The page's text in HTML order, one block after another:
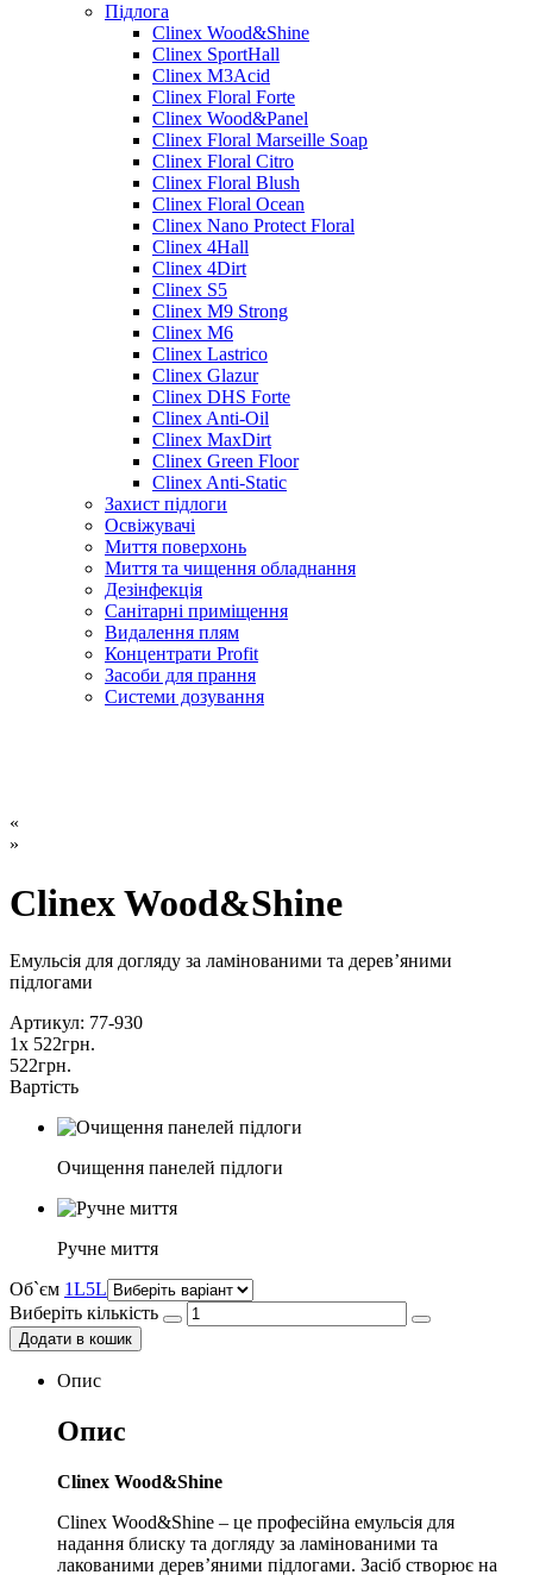
Підлога
Clinex Wood&Shine
Clinex SportHall
Clinex M3Acid
Clinex Floral Forte
Clinex Wood&Panel
Clinex Floral Marseille Soap
Clinex Floral Citro
Clinex Floral Blush
Clinex Floral Ocean
Clinex Nano Protect Floral
Clinex 4Hall
Clinex 4Dirt
Clinex S5
Clinex M9 Strong
Clinex M6
Clinex Lastrico
Clinex Glazur
Clinex DHS Forte
Clinex Anti-Oil
Clinex MaxDirt
Clinex Green Floor
Clinex Anti-Static
Захист підлоги
Освіжувачі
Миття поверхонь
Миття та чищення обладнання
Дезінфекція
Санітарні приміщення
Видалення плям
Концентрати Profit
Засоби для прання
Системи дозування
«
»
Clinex Wood&Shine
Емульсія для догляду за ламінованими та дерев’яними
підлогами
Артикул: 77-930
1x 522грн.
522грн.
Вартість
Очищення панелей підлоги
Ручне миття
Об`єм 1L5L
Виберіть кількість
Додати в кошик
Опис
Опис
Clinex Wood&Shine
Clinex Wood&Shine – це професійна емульсія для
надання блиску та догляду за ламінованими та
лакованими дерев’яними підлогами. Засіб створює на